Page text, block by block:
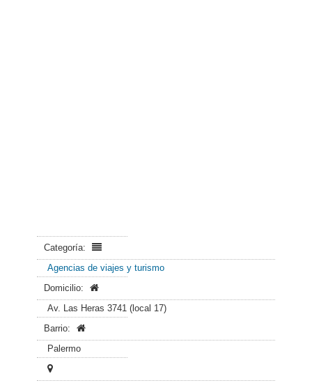
Categoría:
Agencias de viajes y turismo
Domicilio:
Av. Las Heras 3741 (local 17)
Barrio:
Palermo